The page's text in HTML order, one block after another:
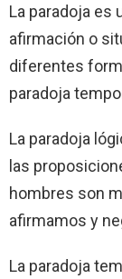
La paradoja es
afirmación o
diferentes
paradoja
La paradoja
las
hombres son
afirmamos y
La paradoja